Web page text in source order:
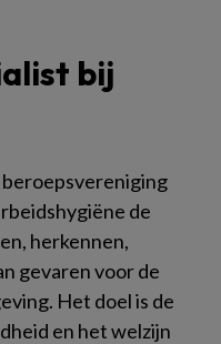
bij
beroepsvereniging
de
herkennen,
gevaren voor de
Het doel is de
en het welzijn